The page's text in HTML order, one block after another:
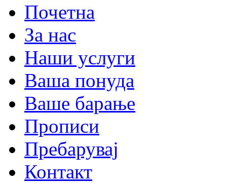
Почетна
За нас
Наши услуги
Ваша понуда
Ваше барање
Прописи
Пребарувај
Контакт